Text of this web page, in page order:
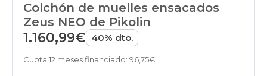
Colchón de muelles ensacados
Zeus NEO de Pikolin
1.160,99€ 40% dto.
Cuota 12 meses financiado: 96,75€